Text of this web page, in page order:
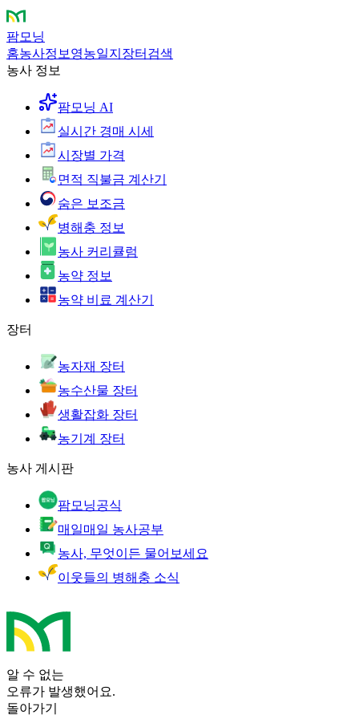
팜모닝
홈농사정보 영농일지 장터 검색
농사 정보
팜모닝 AI
실시간 경매 시세
시장별 가격
면적 직불금 계산기
숨은 보조금
병해충 정보
농사 커리큘럼
농약 정보
농약 비료 계산기
장터
농자재 장터
농수산물 장터
생활잡화 장터
농기계 장터
농사 게시판
팜모닝공식
매일매일 농사공부
농사, 무엇이든 물어보세요
이웃들의 병해충 소식
알 수 없는
오류가 발생했어요.
돌아가기